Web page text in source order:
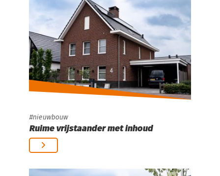
nieuwbouw
Ruime vrijstaander met inhoud